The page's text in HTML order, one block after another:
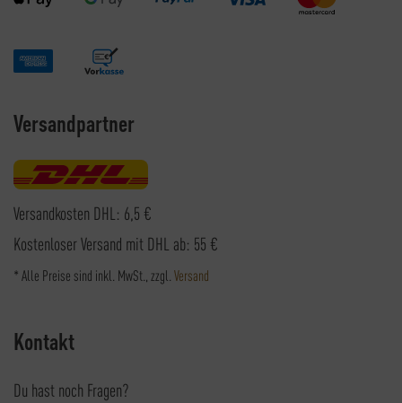
Versandpartner
Versandkosten DHL: 6,5 €
Kostenloser Versand mit DHL ab: 55 €
* Alle Preise sind inkl. MwSt., zzgl. Versand
Kontakt
Du hast noch Fragen?